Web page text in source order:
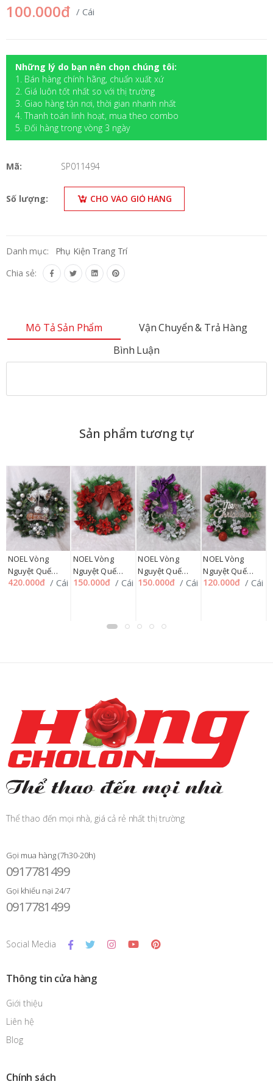
100.000đ / Cái
Những lý do bạn nên chọn chúng tôi:
1. Bán hàng chính hãng, chuẩn xuất xứ
2. Giá luôn tốt nhất so với thị trường
3. Giao hàng tận nơi, thời gian nhanh nhất
4. Thanh toán linh hoạt, mua theo combo
5. Đối hàng trong vòng 3 ngày
Mã: SP011494
Số lượng: CHO VÀO GIỎ HÀNG
Danh mục:
Phụ Kiện Trang Trí
Chia sẻ:
Mô Tả Sản Phẩm
Vận Chuyển & Trả Hàng
Bình Luận
Sản phẩm tương tự
NOEL Vòng
Nguyệt Quế
70cm SP012357
420.000đ / Cái
NOEL Vòng
Nguyệt Quế
40cm SP012358,
150.000đ / Cái
NOEL Vòng
Nguyệt Quế
35cm SP012359
150.000đ / Cái
NOEL Vòng
Nguyệt Quế
30cm SP012360
120.000đ / Cái
Thể thao đến mọi nhà, giá cả rẻ nhất thị trường
Gọi mua hàng (7h30-20h)
0917781499
Gọi khiếu nại 24/7
0917781499
Social Media
Thông tin cửa hàng
Giới thiệu
Liên hệ
Blog
Chính sách